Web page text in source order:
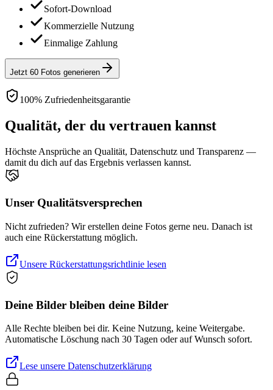
Sofort-Download
Kommerzielle Nutzung
Einmalige Zahlung
Jetzt 60 Fotos generieren
100% Zufriedenheitsgarantie
Qualität, der du vertrauen kannst
Höchste Ansprüche an Qualität, Datenschutz und Transparenz —
damit du dich auf das Ergebnis verlassen kannst.
Unser Qualitätsversprechen
Nicht zufrieden? Wir erstellen deine Fotos gerne neu. Danach ist
auch eine Rückerstattung möglich.
Unsere Rückerstattungsrichtlinie lesen
Deine Bilder bleiben deine Bilder
Alle Rechte bleiben bei dir. Keine Nutzung, keine Weitergabe.
Automatische Löschung nach 30 Tagen oder auf Wunsch sofort.
Lese unsere Datenschutzerklärung